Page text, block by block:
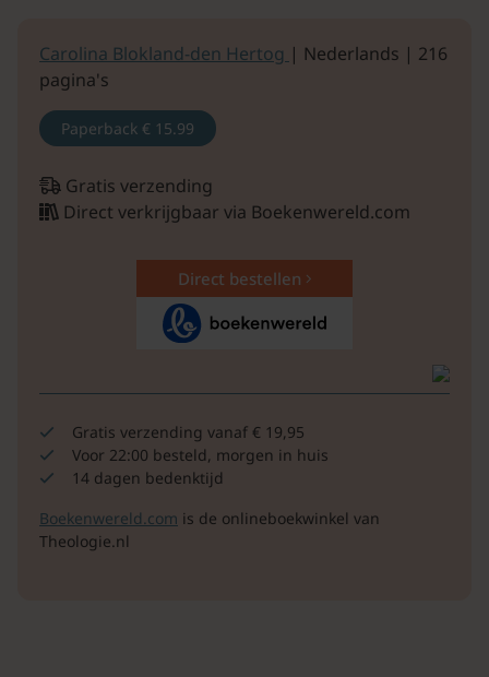
Carolina Blokland-den Hertog | Nederlands | 216
pagina's
Paperback € 15.99
Gratis verzending
Direct verkrijgbaar via Boekenwereld.com
Direct bestellen
Gratis verzending vanaf € 19,95
Voor 22:00 besteld, morgen in huis
14 dagen bedenktijd
Boekenwereld.com is de onlineboekwinkel van
Theologie.nl